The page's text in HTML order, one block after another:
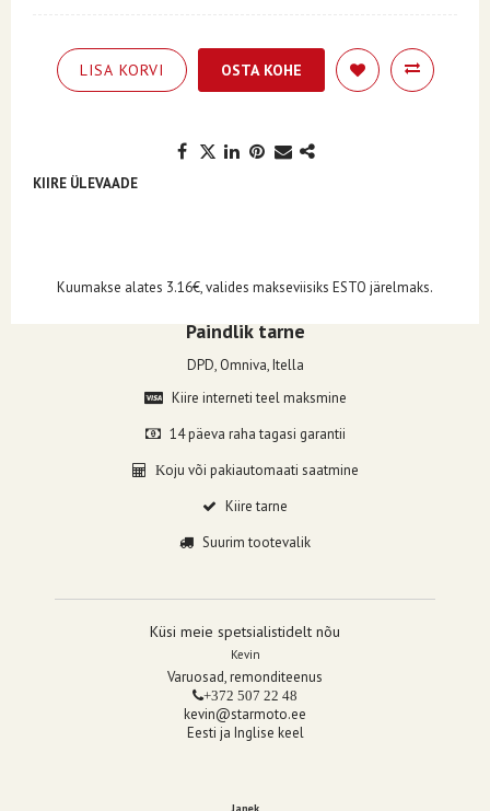
LISA KORVI OSTA KOHE
KIIRE ÜLEVAADE
Kuumakse alates 3.16€, valides makseviisiks ESTO järelmaks.
Paindlik tarne
DPD, Omniva, Itella
Kiire interneti teel maksmine
14 päeva raha tagasi garantii
Koju või pakiautomaati saatmine
Kiire tarne
Suurim tootevalik
Küsi meie spetsialistidelt nõu
Kevin
Varuosad, remonditeenus
+372 507 22 48
kevin@starmoto.ee
Eesti ja Inglise keel
Janek